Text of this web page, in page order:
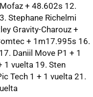
+ 48.602s 12.
Stephane Richelmi
Gravity-Charouz +
+ 1m17.995s 16.
Daniil Move P1 + 1
1 vuelta 19. Sten
Tech 1 + 1 vuelta 21.